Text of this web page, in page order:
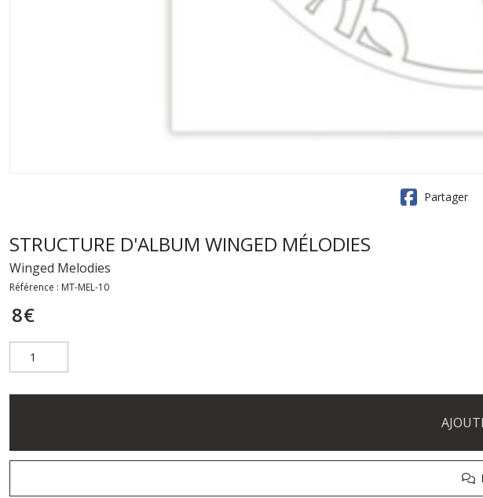
Partager
STRUCTURE D'ALBUM WINGED MÉLODIES
Winged Melodies
Référence : MT-MEL-10
8€